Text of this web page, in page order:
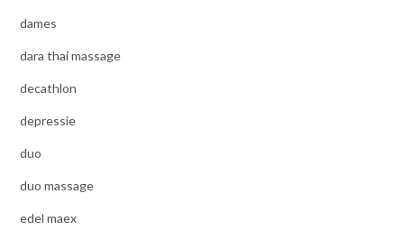
dames
dara thai massage
decathlon
depressie
duo
duo massage
edel maex